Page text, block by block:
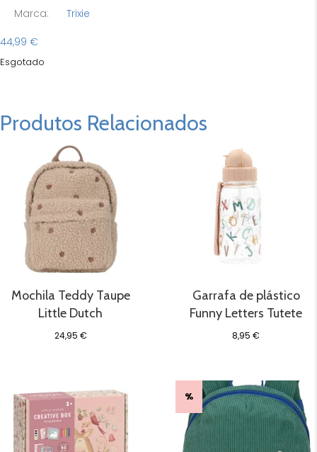
Marca:
Trixie
44,99 €
Esgotado
Produtos Relacionados
Mochila Teddy Taupe
Little Dutch
24,95 €
Garrafa de plástico
Funny Letters Tutete
8,95€
%